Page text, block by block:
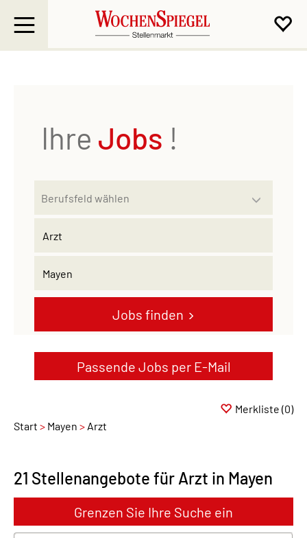
Passende Jobs per E-Mail
Ihre Jobs !
Jobs finden
Start Mayen Arzt
Merkliste (0)
21 Stellenangebote für Arzt in Mayen
Grenzen Sie Ihre Suche ein